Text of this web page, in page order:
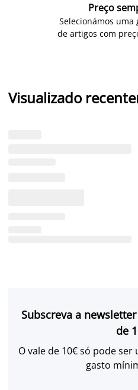
Preço
Selecionámos
de artigos com
Visualizado
Subscreva a
de
O vale de 10€ só pode
gasto